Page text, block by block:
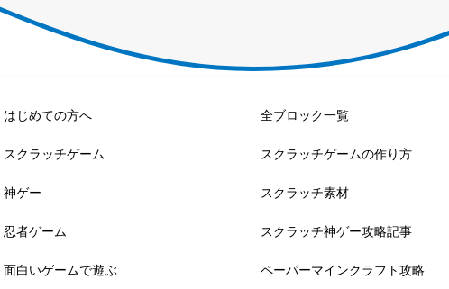
はじめての方へ
スクラッチゲーム
神ゲー
忍者ゲーム
面白いゲームで遊ぶ
全ブロック一覧
スクラッチゲームの作り方
スクラッチ素材
スクラッチ神ゲー攻略記事
ペーパーマインクラフト攻略